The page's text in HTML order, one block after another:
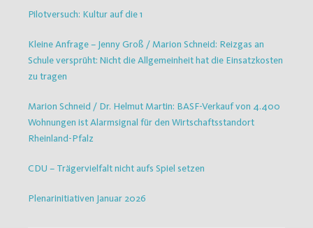
Pilotversuch: Kultur auf die 1
Kleine Anfrage – Jenny Groß / Marion Schneid: Reizgas an
Schule versprüht: Nicht die Allgemeinheit hat die Einsatzkosten
zu tragen
Marion Schneid / Dr. Helmut Martin: BASF-Verkauf von 4.400
Wohnungen ist Alarmsignal für den Wirtschaftsstandort
Rheinland-Pfalz
CDU – Trägervielfalt nicht aufs Spiel setzen
Plenarinitiativen Januar 2026